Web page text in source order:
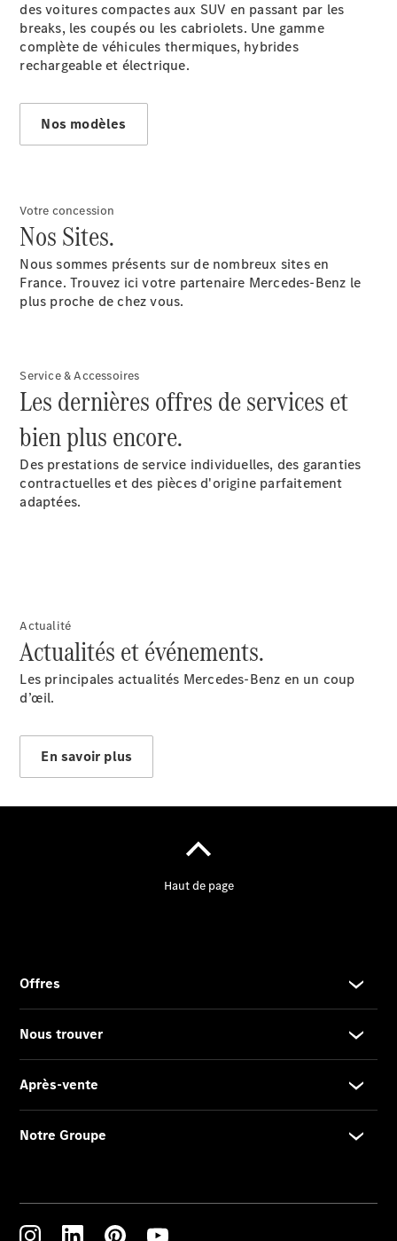
Services
d'entretien
Accessoires
d’origine
Rechercher
un
Distributeur
Notre
Groupe
Score
de contact
Protection des
données
des voitures compactes aux SUV en passant par les
breaks, les coupés ou les cabriolets. Une gamme
complète de véhicules thermiques, hybrides
rechargeable et électrique.
Nos modèles
Votre concession
Nos Sites.
Nous sommes présents sur de nombreux sites en
France. Trouvez ici votre partenaire Mercedes-Benz le
plus proche de chez vous.
Service & Accessoires
Les dernières offres de services et
bien plus encore.
Des prestations de service individuelles, des garanties
contractuelles et des pièces d'origine parfaitement
adaptées.
Actualité
Actualités et événements.
Les principales actualités Mercedes-Benz en un coup
d’œil.
En savoir plus